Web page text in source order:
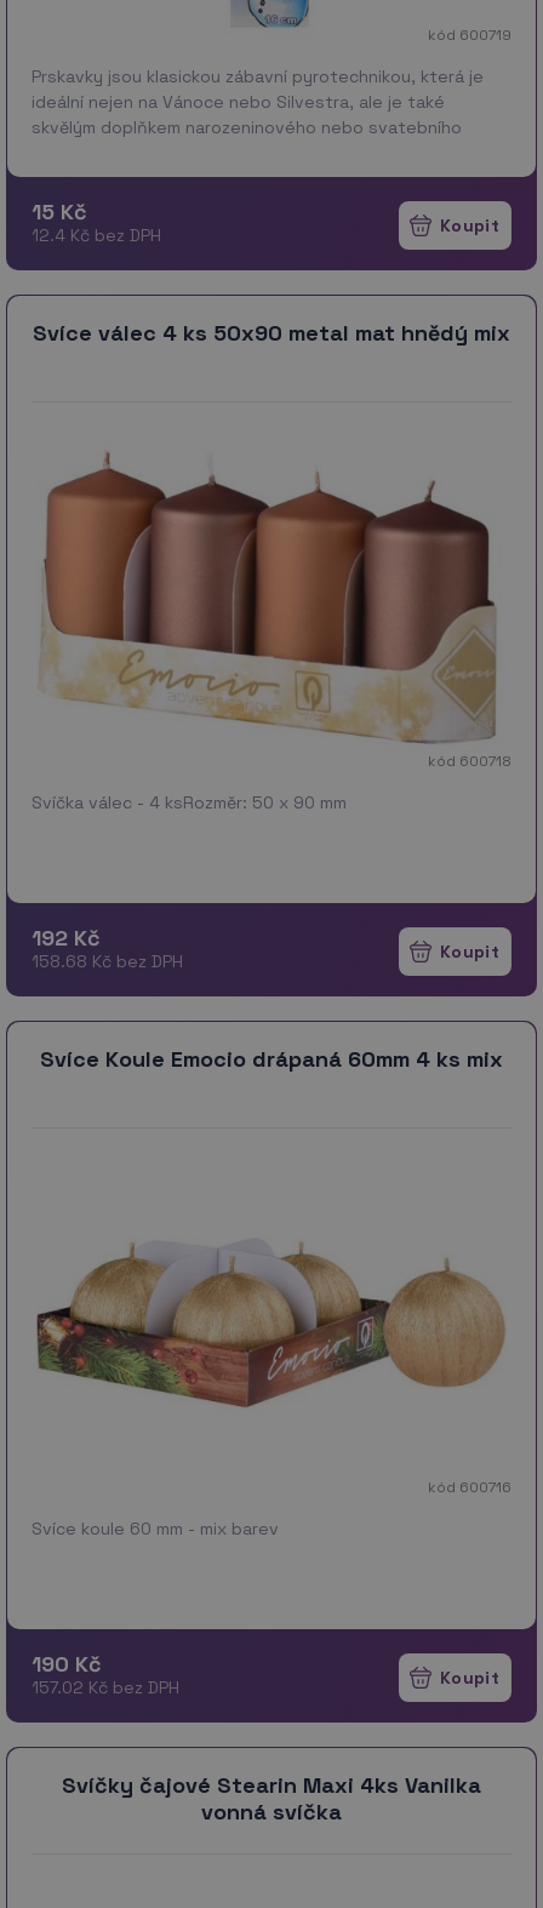
kód 600719
Prskavky jsou klasickou zábavní pyrotechnikou, která je
ideální nejen na Vánoce nebo Silvestra, ale je také
skvělým doplňkem narozeninového nebo svatebního
více
15 Kč
12.4 Kč bez DPH
Svíce válec 4 ks 50x90 metal mat hnědý mix
kód 600718
Svíčka válec - 4 ksRozměr: 50 x 90 mm
192 Kč
158.68 Kč bez DPH
Svíce Koule Emocio drápaná 60mm 4 ks mix
kód 600716
Svíce koule 60 mm - mix barev
190 Kč
157.02 Kč bez DPH
Svíčky čajové Stearin Maxi 4ks Vanilka
vonná svíčka